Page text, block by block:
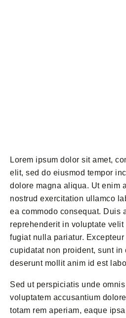
Lorem ipsum dolor sit amet,
elit, sed do eiusmod tempor
dolore magna aliqua. Ut enim
nostrud exercitation ullamco
ea commodo consequat. Duis
reprehenderit in voluptate
fugiat nulla pariatur.
cupidatat non proident, sunt in
deserunt mollit anim id est
Sed ut perspiciatis unde
voluptatem accusantium
totam rem aperiam, eaque